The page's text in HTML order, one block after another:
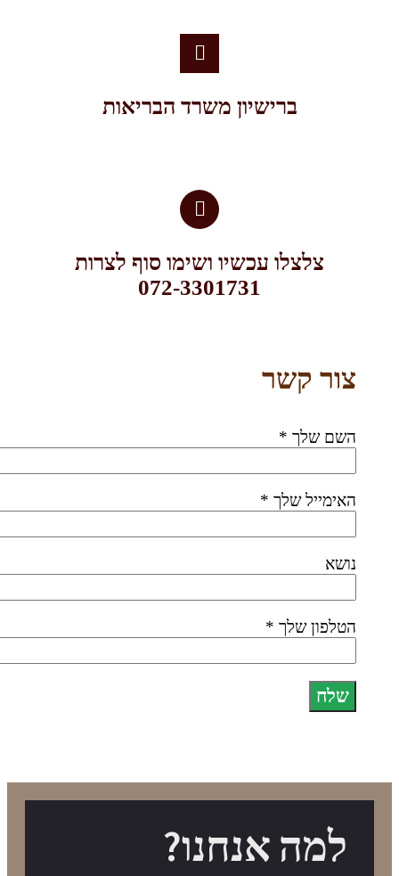
ברישיון משרד הבריאות
צלצלו עכשיו ושימו סוף לצרות
072-3301731​
קשר
שלך *
שלך *
שלך *
למה אנחנו?